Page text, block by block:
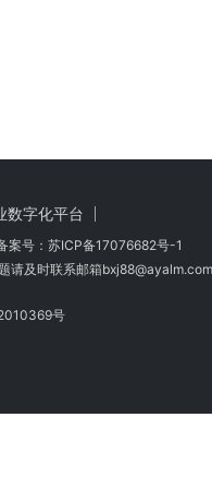
数字化平台
号： 苏ICP备17076682号-1
请及时联系邮箱bxj88@ayalm.com
号